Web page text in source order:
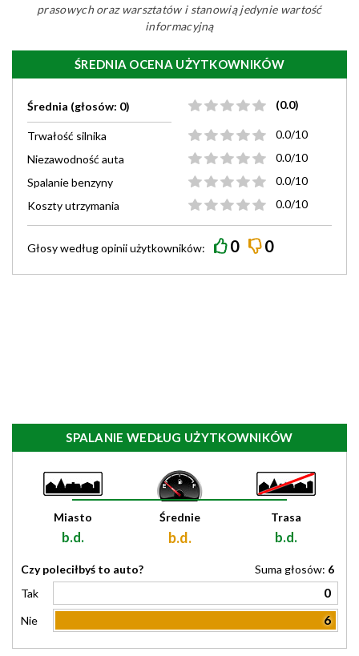
prasowych oraz warsztatów i stanowią jedynie wartość
informacyjną
ŚREDNIA OCENA UŻYTKOWNIKÓW
Średnia (głosów: 0) (0.0)
Trwałość silnika
0.0/10
Niezawodność auta
0.0/10
Spalanie benzyny
0.0/10
Koszty utrzymania
0.0/10
Głosy wedługopiniiużytkowników: 0 0
SPALANIE WEDŁUG UŻYTKOWNIKÓW
Miasto
b.d.
Średnie
b.d.
Trasa
b.d.
Czy poleciłbyś to auto? Suma głosów: 6
Tak
0
Nie 6